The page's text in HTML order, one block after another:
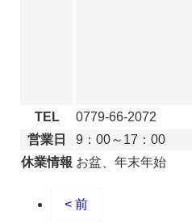
TEL
0779-66-2072
営業日
9：00～17：00
休業情報 お盆、年末年始
< 前